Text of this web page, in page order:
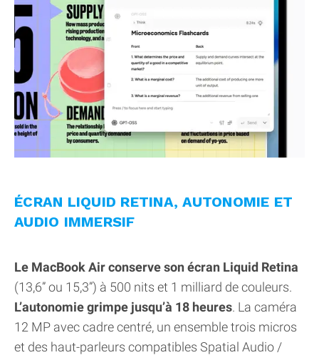
ÉCRAN LIQUID RETINA, AUTONOMIE ET
AUDIO IMMERSIF
Le MacBook Air conserve son écran Liquid Retina
(13,6” ou 15,3”) à 500 nits et 1 milliard de couleurs.
L’autonomie grimpe jusqu’à 18 heures. La caméra
12 MP avec cadre centré, un ensemble trois micros
et des haut-parleurs compatibles Spatial Audio /